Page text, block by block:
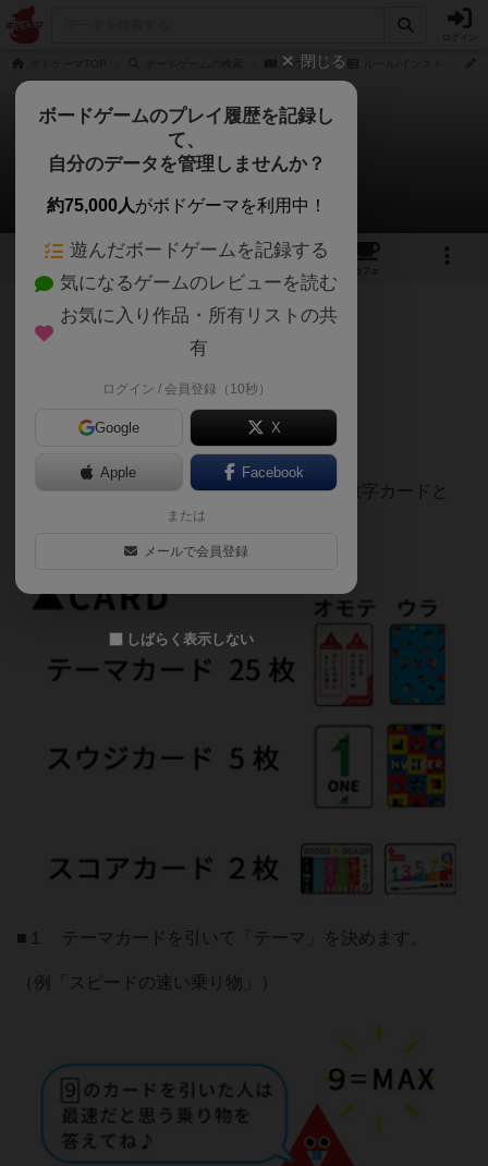
スウピタ
スウピタ
simple timeさんのルール/インスト
3 1
カフェ
40名 0名 0 約1年前
▲スウピタのCARD
25枚 のテーマカードと
「１」「３」「５」「７」「９」の5枚 の数字カードと
■１ テーマカードを引いて「テーマ」を決めます。
（例「スピードの速い乗り物」）
閉じる
ボードゲームのプレイ履歴を記録し
て、
自分のデータを管理しませんか？
約75,000人がボドゲーマを利用中！
遊んだボードゲームを記録する
気になるゲームのレビューを読む
お気に入り作品・所有リストの共
有
ログイン / 会員登録（10秒）
Google X
Apple Facebook
または
メールで会員登録
しばらく表示しない